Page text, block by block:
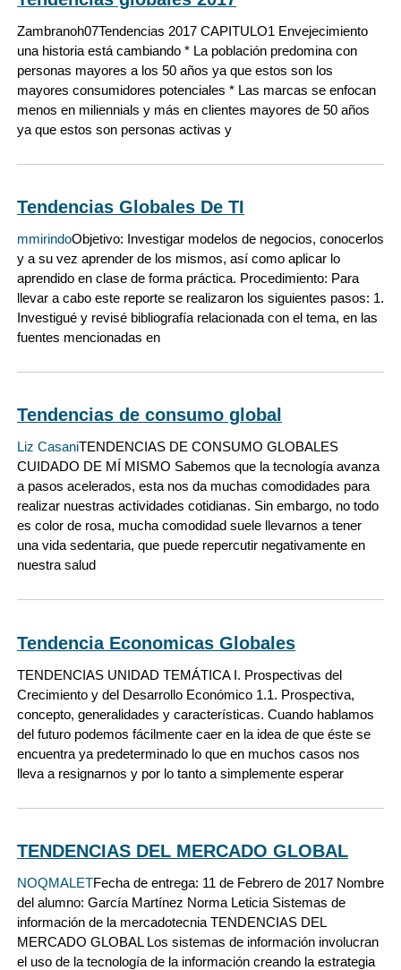
Zambranoh07Tendencias 2017 CAPITULO1 Envejecimiento
una historia está cambiando * La población predomina con
personas mayores a los 50 años ya que estos son los
mayores consumidores potenciales * Las marcas se enfocan
menos en miliennials y más en clientes mayores de 50 años
ya que estos son personas activas y
Tendencias Globales De TI
mmirindoObjetivo: Investigar modelos de negocios, conocerlos
y a su vez aprender de los mismos, así como aplicar lo
aprendido en clase de forma práctica. Procedimiento: Para
llevar a cabo este reporte se realizaron los siguientes pasos: 1.
Investigué y revisé bibliografía relacionada con el tema, en las
fuentes mencionadas en
Tendencias de consumo global
Liz CasaniTENDENCIAS DE CONSUMO GLOBALES
CUIDADO DE MÍ MISMO Sabemos que la tecnología avanza
a pasos acelerados, esta nos da muchas comodidades para
realizar nuestras actividades cotidianas. Sin embargo, no todo
es color de rosa, mucha comodidad suele llevarnos a tener
una vida sedentaria, que puede repercutir negativamente en
nuestra salud
Tendencia Economicas Globales
TENDENCIAS UNIDAD TEMÁTICA I. Prospectivas del
Crecimiento y del Desarrollo Económico 1.1. Prospectiva,
concepto, generalidades y características. Cuando hablamos
del futuro podemos fácilmente caer en la idea de que éste se
encuentra ya predeterminado lo que en muchos casos nos
lleva a resignarnos y por lo tanto a simplemente esperar
TENDENCIAS DEL MERCADO GLOBAL
NOQMALETFecha de entrega: 11 de Febrero de 2017 Nombre
del alumno: García Martínez Norma Leticia Sistemas de
información de la mercadotecnia TENDENCIAS DEL
MERCADO GLOBAL Los sistemas de información involucran
el uso de la tecnología de la información creando la estrategia